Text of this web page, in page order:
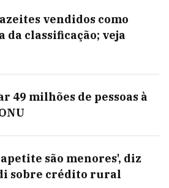
vendidos como
classificação; veja
49 milhões de pessoas à
são menores', diz
sobre crédito rural